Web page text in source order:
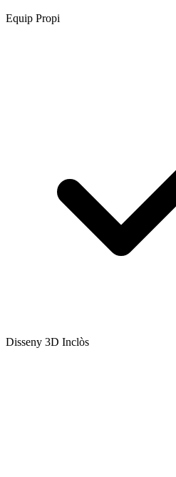
Equip Propi
Disseny 3D Inclòs